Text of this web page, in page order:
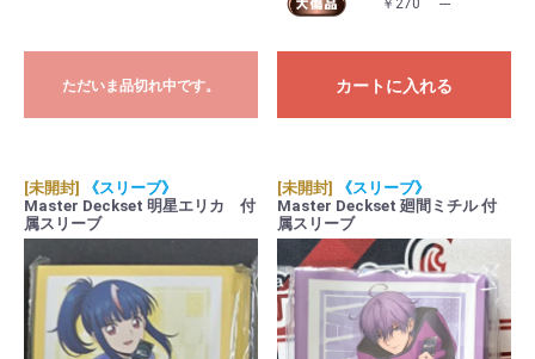
ただいま品切れ中です。 カートに入れる
[未開封]
《スリーブ》
Master Deckset 明星エリカ 付
属スリーブ
[未開封]
《スリーブ》
Master Deckset 廻間ミチル 付
属スリーブ